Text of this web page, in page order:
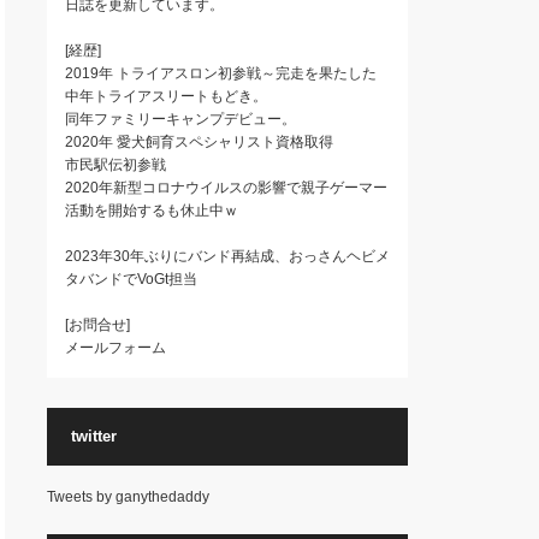
日誌を更新しています。
[経歴]
2019年 トライアスロン初参戦～完走を果たした
中年トライアスリートもどき。
同年ファミリーキャンプデビュー。
2020年 愛犬飼育スペシャリスト資格取得
市民駅伝初参戦
2020年新型コロナウイルスの影響で親子ゲーマー
活動を開始するも休止中ｗ
2023年30年ぶりにバンド再結成、おっさんヘビメ
タバンドでVoGt担当
[お問合せ]
メールフォーム
twitter
Tweets by ganythedaddy